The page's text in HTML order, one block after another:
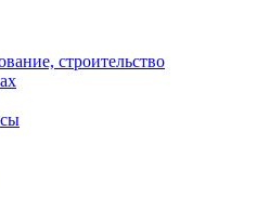
строительство